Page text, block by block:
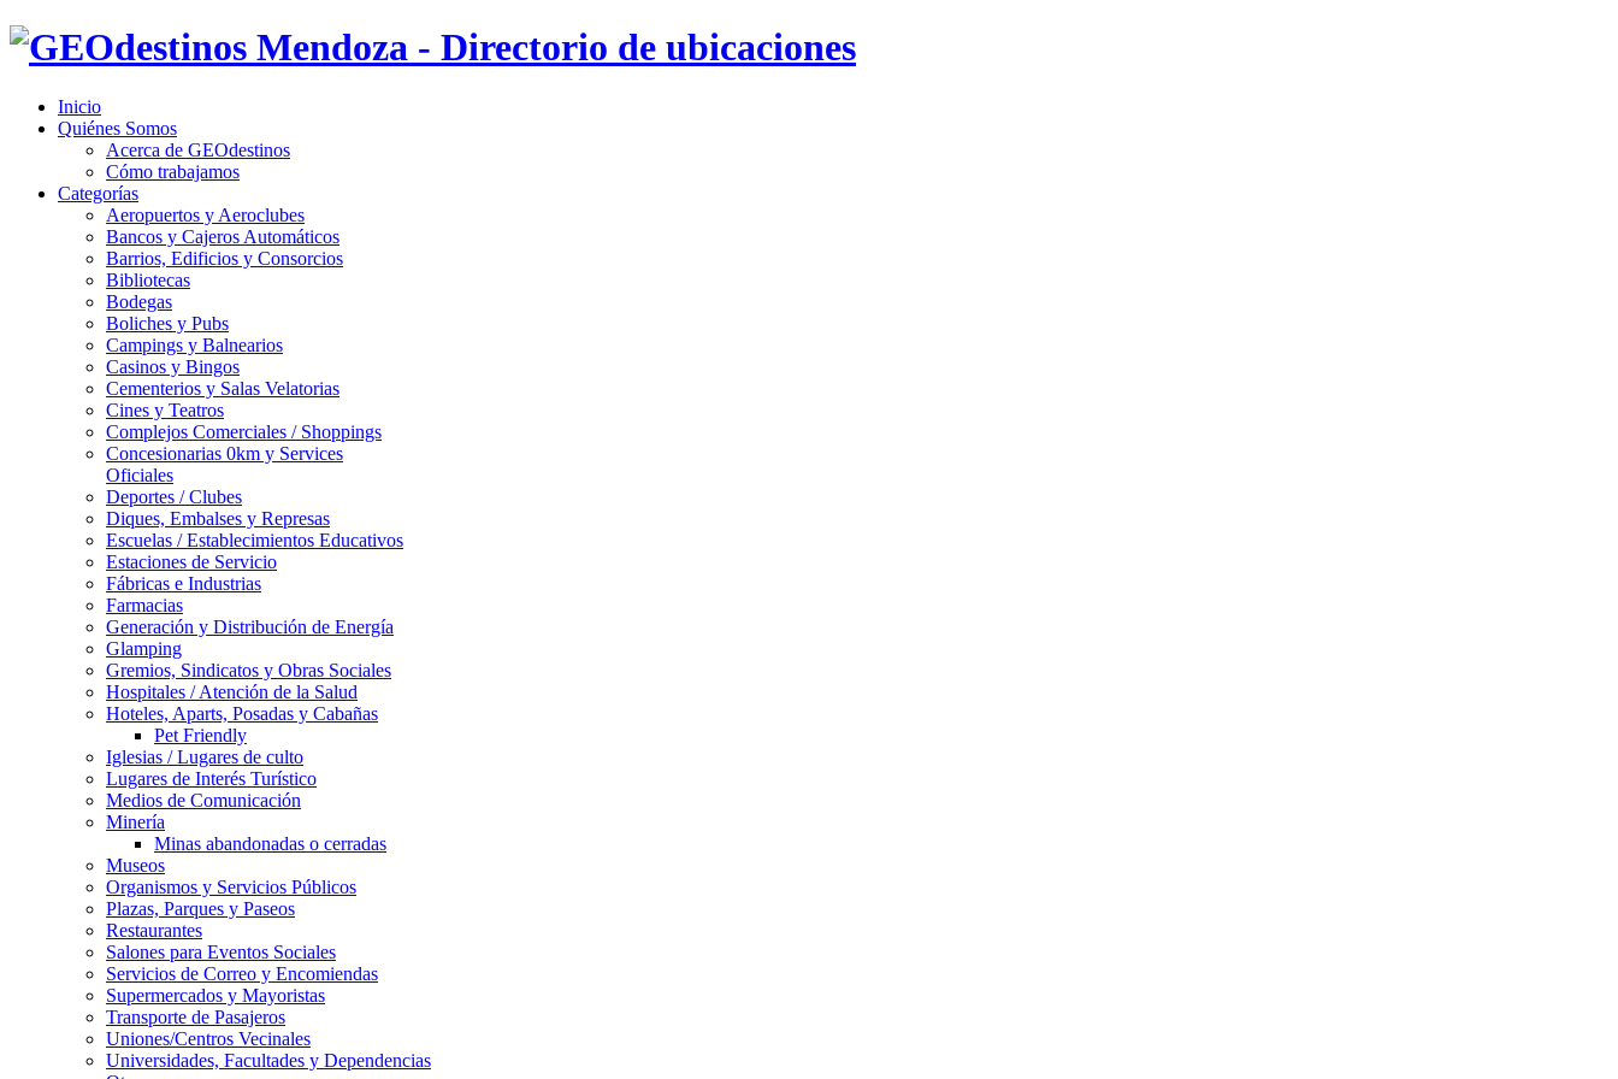
Inicio
Quiénes Somos
Acerca de GEOdestinos
Cómo trabajamos
Categorías
Aeropuertos y Aeroclubes
Bancos y Cajeros Automáticos
Barrios, Edificios y Consorcios
Bibliotecas
Bodegas
Boliches y Pubs
Campings y Balnearios
Casinos y Bingos
Cementerios y Salas Velatorias
Cines y Teatros
Complejos Comerciales / Shoppings
Concesionarias 0km y Services
Oficiales
Deportes / Clubes
Diques, Embalses y Represas
Escuelas / Establecimientos Educativos
Estaciones de Servicio
Fábricas e Industrias
Farmacias
Generación y Distribución de Energía
Glamping
Gremios, Sindicatos y Obras Sociales
Hospitales / Atención de la Salud
Hoteles, Aparts, Posadas y Cabañas
Pet Friendly
Iglesias / Lugares de culto
Lugares de Interés Turístico
Medios de Comunicación
Minería
Minas abandonadas o cerradas
Museos
Organismos y Servicios Públicos
Plazas, Parques y Paseos
Restaurantes
Salones para Eventos Sociales
Servicios de Correo y Encomiendas
Supermercados y Mayoristas
Transporte de Pasajeros
Uniones/Centros Vecinales
Universidades, Facultades y Dependencias